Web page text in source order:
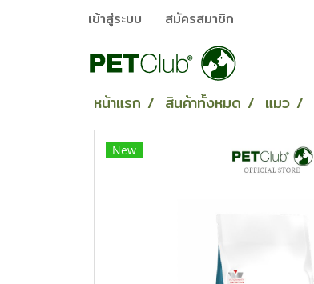
เข้าสู่ระบบ สมัครสมาชิก
หน้าแรก สินค้าทั้งหมด แมว
New